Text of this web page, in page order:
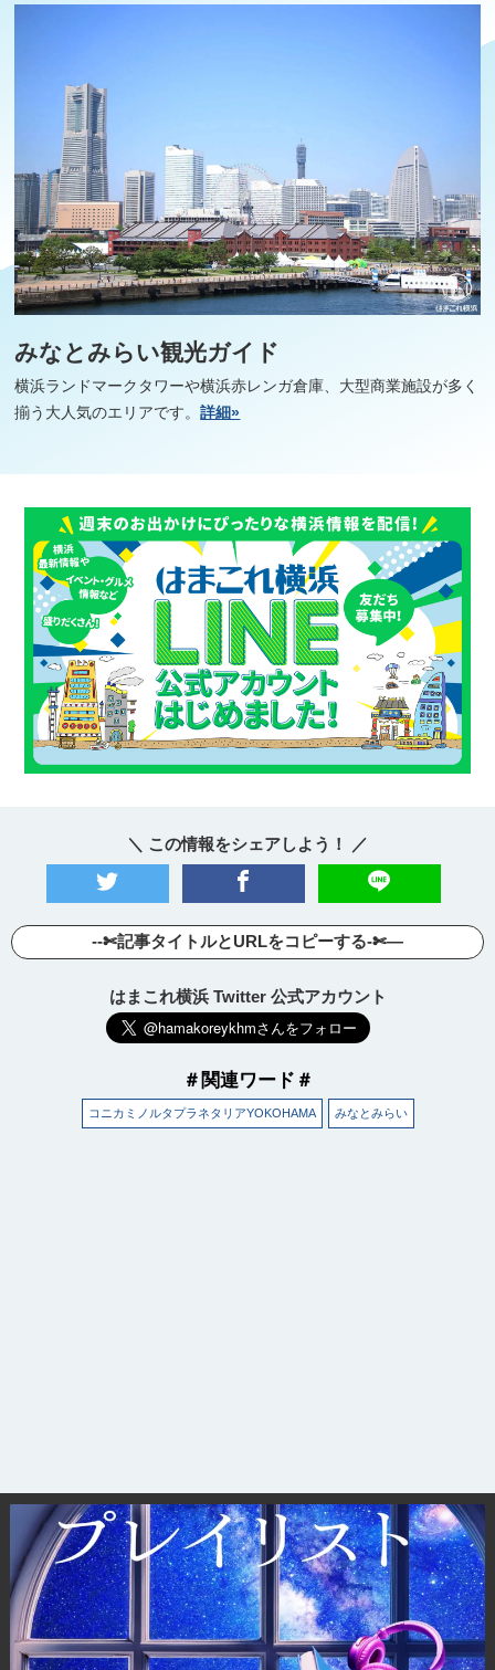
みなとみらい観光ガイド
横浜ランドマークタワーや横浜赤レンガ倉庫、大型商業施設が多く
揃う大人気のエリアです。詳細»
＼ この情報をシェアしよう！ ／
--✄記事タイトルとURLをコピーする-✄—
はまこれ横浜 Twitter 公式アカウント
＃関連ワード＃
コニカミノルタプラネタリアYOKOHAMA みなとみらい